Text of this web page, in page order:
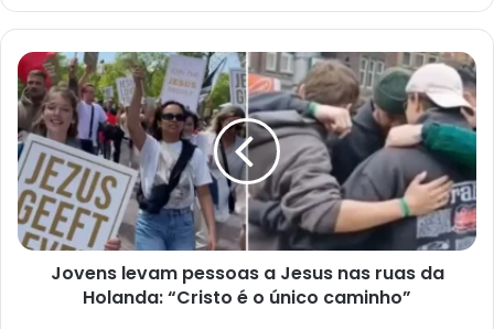
email
Jovens
levam
pessoas
a
Jesus
nas
ruas
da
Holanda:
“CristoJovens levam pessoas a Jesus nas ruas da
Holanda: “Cristo é o único caminho”